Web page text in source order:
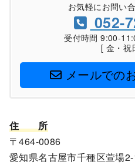
お気軽にお問い
052-
受付時間 9:00-
[ 金・祝
メールでの
住
所
〒464-0086
愛知県名古屋市千種区萱場